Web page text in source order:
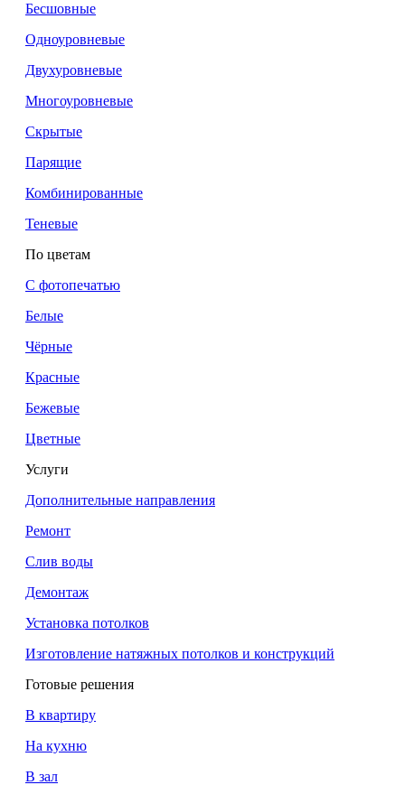
Бесшовные
Одноуровневые
Двухуровневые
Многоуровневые
Скрытые
Парящие
Комбинированные
Теневые
По цветам
С фотопечатью
Белые
Чёрные
Красные
Бежевые
Цветные
Услуги
Дополнительные направления
Ремонт
Слив воды
Демонтаж
Установка потолков
Изготовление натяжных потолков и конструкций
Готовые решения
В квартиру
На кухню
В зал